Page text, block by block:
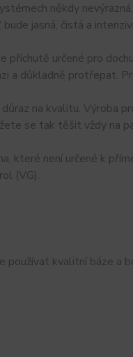
někdy
jasná, čistá a
příchutě určené pro
a důkladně protřepat.
na kvalitu. Výroba
se tak těšit vždy na
které není určené k
(VG).
používat kvalitní báze a